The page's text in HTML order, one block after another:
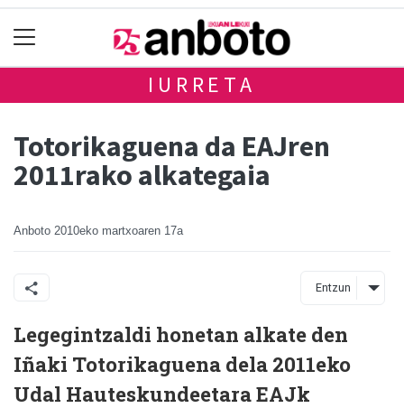
IURRETA
Totorikaguena da EAJren
2011rako alkategaia
Anboto 2010eko martxoaren 17a
Entzun
Legegintzaldi honetan alkate den
Iñaki Totorikaguena dela 2011eko
Udal Hauteskundeetara EAJk